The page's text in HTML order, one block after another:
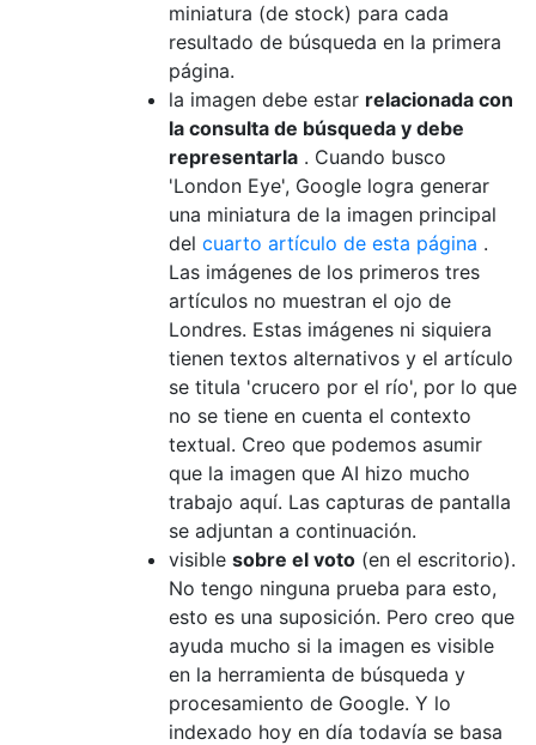
miniatura (de stock) para cada
resultado de búsqueda en la primera
página.
la imagen debe estar relacionada con
la consulta de búsqueda y debe
representarla . Cuando busco
'London Eye', Google logra generar
una miniatura de la imagen principal
del cuarto artículo de esta página .
Las imágenes de los primeros tres
artículos no muestran el ojo de
Londres. Estas imágenes ni siquiera
tienen textos alternativos y el artículo
se titula 'crucero por el río', por lo que
no se tiene en cuenta el contexto
textual. Creo que podemos asumir
que la imagen que AI hizo mucho
trabajo aquí. Las capturas de pantalla
se adjuntan a continuación.
visible sobre el voto (en el escritorio).
No tengo ninguna prueba para esto,
esto es una suposición. Pero creo que
ayuda mucho si la imagen es visible
en la herramienta de búsqueda y
procesamiento de Google. Y lo
indexado hoy en día todavía se basa